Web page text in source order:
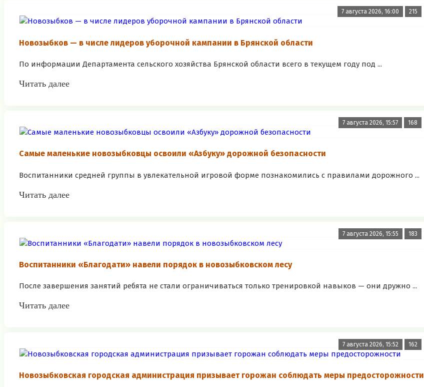
7 августа 2026, 16:00 215
Новозыбков — в числе лидеров уборочной кампании в Брянской области
По информации Департамента сельского хозяйства Брянской области всего в текущем году под ...
Читать далее
7 августа 2026, 15:57 168
Самые маленькие новозыбковцы освоили «Азбуку» дорожной безопасности
Воспитанники средней группы в увлекательной игровой форме познакомились с правилами дорожного ...
Читать далее
7 августа 2026, 15:55 183
Воспитанники «Благодати» навели порядок в новозыбковском лесу
После завершения занятий ребята не стали ограничиваться только тренировкой навыков — они дружно ...
Читать далее
7 августа 2026, 15:52 162
Новозыбковская городская администрация призывает горожан соблюдать меры предосторожности